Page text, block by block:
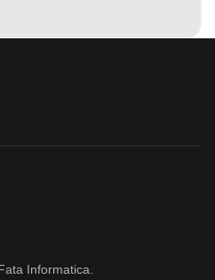
Informatica.